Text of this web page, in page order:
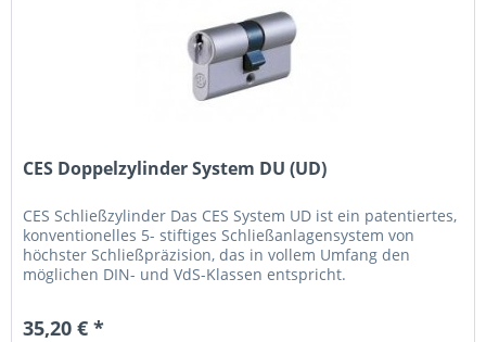
CES Doppelzylinder System DU (UD)
CES Schließzylinder Das CES System UD ist ein patentiertes,
konventionelles 5- stiftiges Schließanlagensystem von
höchster Schließpräzision, das in vollem Umfang den
möglichen DIN- und VdS-Klassen entspricht.
35,20 € *